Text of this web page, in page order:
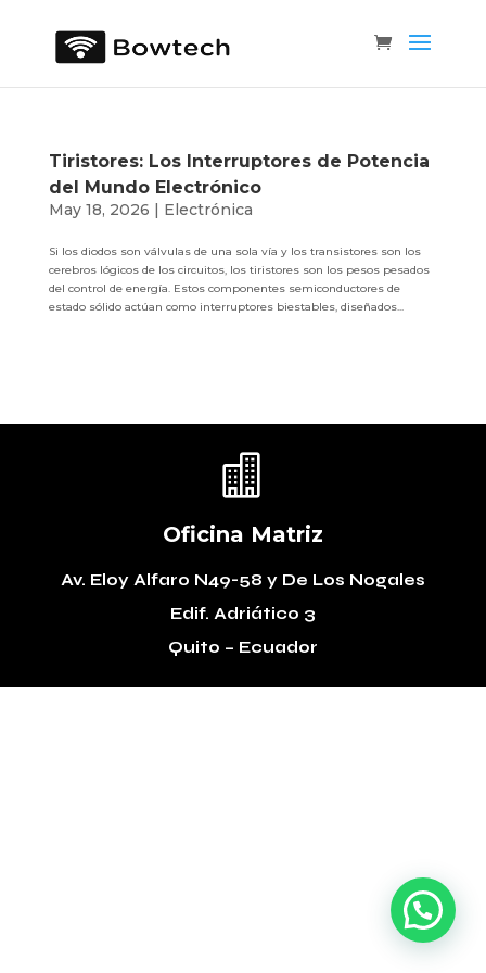
Tiristores: Los Interruptores de Potencia
del Mundo Electrónico
May 18, 2026 | Electrónica
Si los diodos son válvulas de una sola vía y los transistores son los
cerebros lógicos de los circuitos, los tiristores son los pesos pesados
del control de energía. Estos componentes semiconductores de
estado sólido actúan como interruptores biestables, diseñados...

Oficina Matriz
Av. Eloy Alfaro N49-58 y De Los Nogales
Edif. Adriático 3
Quito – Ecuador